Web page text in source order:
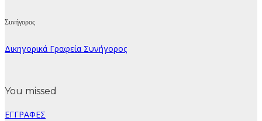
Συνήγορος
Δικηγορικά Γραφεία Συνήγορος
You missed
ΕΓΓΡΑΦΕΣ